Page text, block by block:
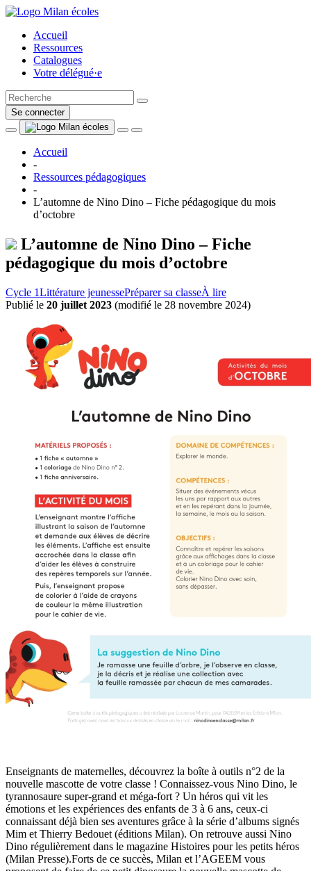
Accueil
Ressources
Catalogues
Votre délégué·e
Se connecter
Accueil
-
Ressources pédagogiques
-
L’automne de Nino Dino – Fiche pédagogique du mois
d’octobre
L’automne de Nino Dino – Fiche
pédagogique du mois d’octobre
Cycle 1Littérature jeunessePréparer sa classeÀ lire
Publié le 20 juillet 2023 (modifié le 28 novembre 2024)
Enseignants de maternelles, découvrez la boîte à outils n°2 de la
nouvelle mascotte de votre classe ! Connaissez-vous Nino Dino, le
tyrannosaure super-grand et méga-fort ? Un héros qui vit les
émotions et les expériences des enfants de 3 à 6 ans, ceux-ci
connaissant déjà bien ses aventures grâce à la série d’albums signés
Mim et Thierry Bedouet (éditions Milan). On retrouve aussi Nino
Dino régulièrement dans le magazine Histoires pour les petits héros
(Milan Presse).Forts de ce succès, Milan et l’AGEEM vous